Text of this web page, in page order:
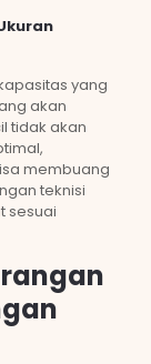
yang
akan
tidak akan
membuang
teknisi
sesuai